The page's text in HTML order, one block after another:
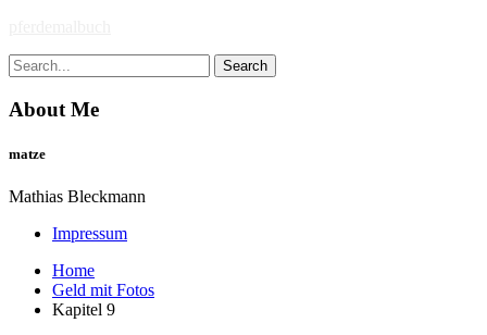
content
Search
for:
About Me
matze
Mathias Bleckmann
Impressum
Home
Geld mit Fotos
Kapitel 9